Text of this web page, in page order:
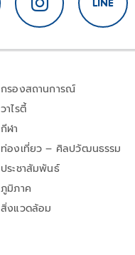
กรองสถานการณ์
วาไรตี้
กีฬา
ท่องเที่ยว – ศิลปวัฒนธรรม
ประชาสัมพันธ์
ภูมิภาค
สิ่งแวดล้อม